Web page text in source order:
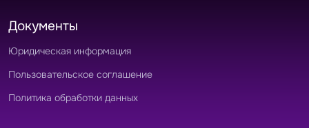
Документы
Юридическая информация
Пользовательское соглашение
Политика обработки данных